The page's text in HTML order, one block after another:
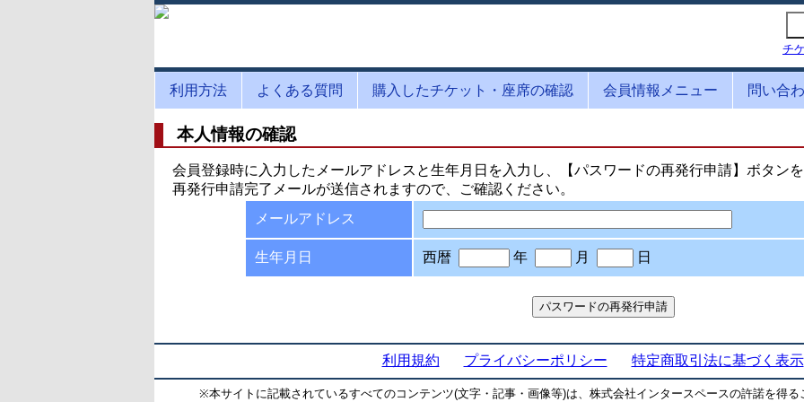
チ
利用方法 よくある質問 購入したチケット・座席の確認 会員情報メニュー 問い合
本人情報の確認
会員登録時に入力したメールアドレスと生年月日を入力し、【パスワードの再発行申請】ボタン
再発行申請完了メールが送信されますので、ご確認ください。
メールアドレス
生年月日 西暦 年 月 日
利用規約 プライバシーポリシー 特定商取引法に基づく表示
※本サイトに記載されているすべてのコンテンツ(文字・記事・画像等)は、株式会社インタースペースの許諾を得